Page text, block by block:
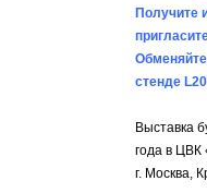
Получите
стенде
Выставка
года в ЦВК
г. Москва,